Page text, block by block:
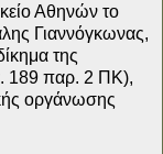
Αθηνών το
Γιαννόγκωνας,
της
189 παρ. 2 ΠΚ),
οργάνωσης